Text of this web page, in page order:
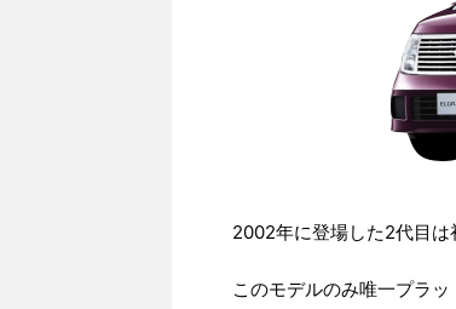
2002年に登場した2代目は
このモデルのみ唯一プラ